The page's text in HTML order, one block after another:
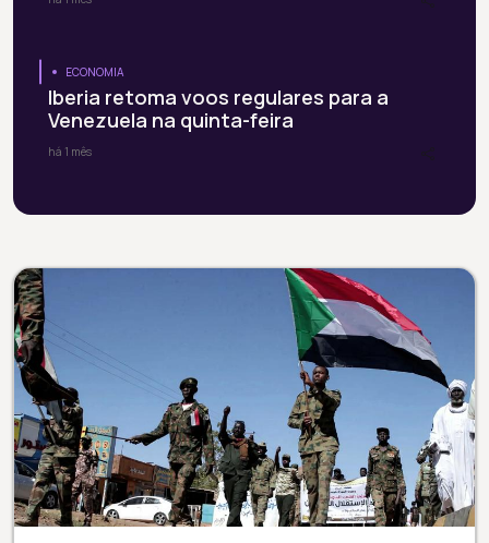
ECONOMIA
Iberia retoma voos regulares para a
Venezuela na quinta-feira
há 1 mês